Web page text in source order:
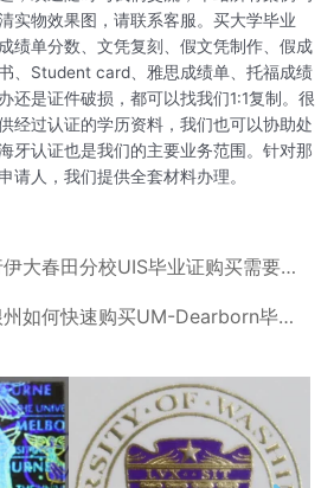
实物效果图，请联系客服。买大学毕业
绩单分数、文凭复刻、假文凭制作、假成
、Student card、雅思成绩单、托福成绩
还是证件破损，都可以找我们1:1复制。很
经过认证的学历资料，我们也可以协助处
牙认证也是我们的主要业务范围。针对那
请人，我们提供全套材料办理。
在线进行伊大春田分校UIS毕业证购买需要多久？
在密歇根州如何快速购买UM-Dearborn毕业证？